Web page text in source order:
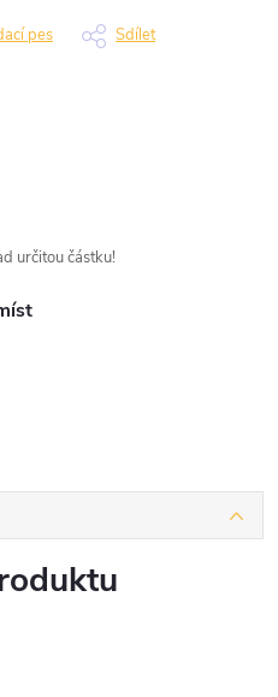
pes Sdílet
určitou částku!